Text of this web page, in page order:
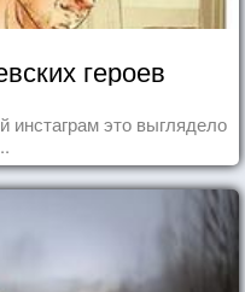
героев
инстаграм это выглядело